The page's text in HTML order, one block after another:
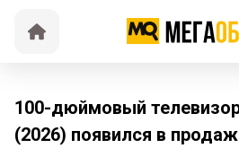
100-дюймовый
(2026) появился в